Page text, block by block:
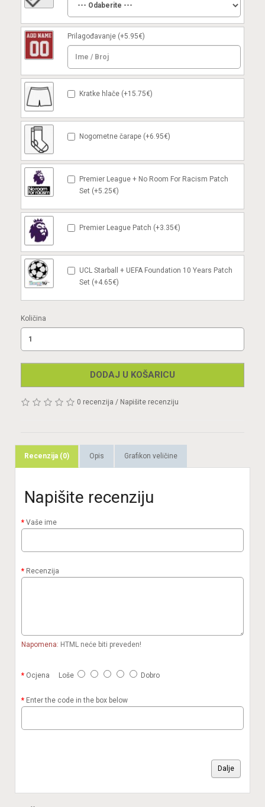
Prilagođavanje (+5.95€)
Kratke hlače (+15.75€)
Nogometne čarape (+6.95€)
Premier League + No Room For Racism Patch
Set (+5.25€)
Premier League Patch (+3.35€)
UCL Starball + UEFA Foundation 10 Years Patch
Set (+4.65€)
Količina
DODAJ U KOŠARICU
0 recenzija / Napišite recenziju
Recenzija (0) Opis Grafikon veličine
Napišite recenziju
Vaše ime
Recenzija
Napomena: HTML neće biti preveden!
Ocjena Loše Dobro
Enter the code in the box below
Dalje